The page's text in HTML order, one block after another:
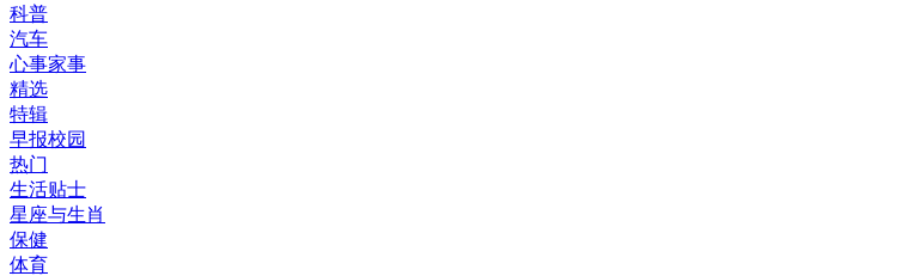
科普
汽车
心事家事
精选
特辑
早报校园
热门
生活贴士
星座与生肖
保健
体育